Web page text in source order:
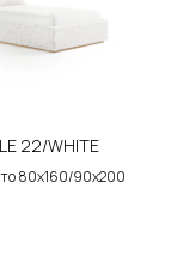
22/WHITE
80х160/90х200